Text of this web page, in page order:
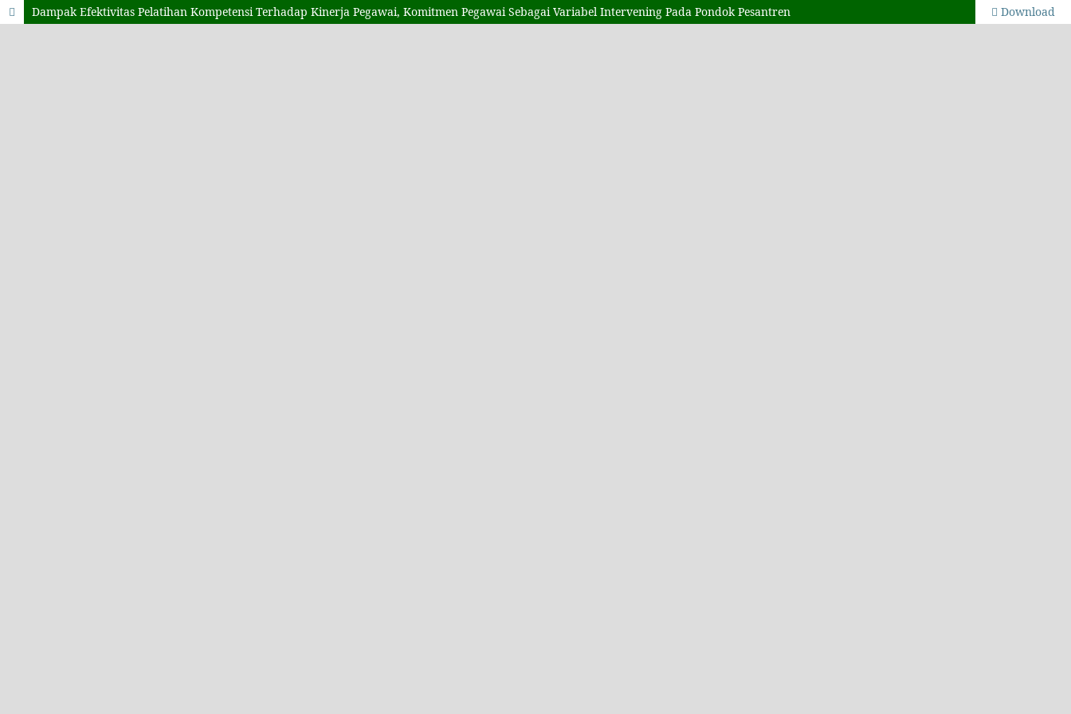
Dampak Efektivitas Pelatihan Kompetensi Terhadap Kinerja Pegawai, Komitmen Pegawai Sebagai Variabel Intervening Pada Pondok Pesantren Download